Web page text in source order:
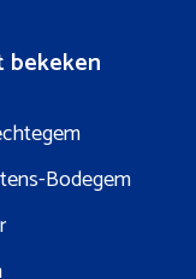
bekeken
Bodegem